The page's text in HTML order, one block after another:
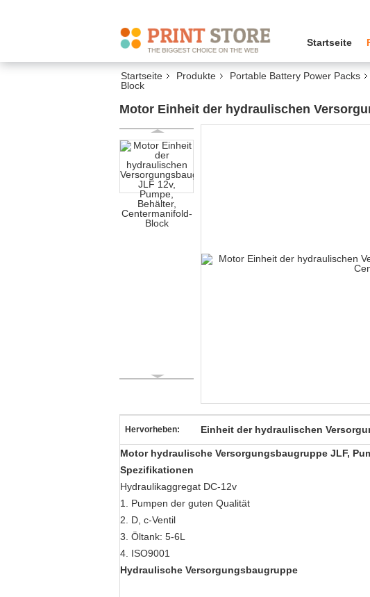
Startseite
Startseite Produkte Portable Battery Power Packs
Block
Motor Einheit der hydraulischen
Hervorheben: Einheit der hydraulischen
Motor hydraulische Versorgungsbaugruppe JLF,
Spezifikationen
Hydraulikaggregat DC-12v
1. Pumpen der guten Qualität
2. D, c-Ventil
3. Öltank: 5-6L
4. ISO9001
Hydraulische Versorgungsbaugruppe